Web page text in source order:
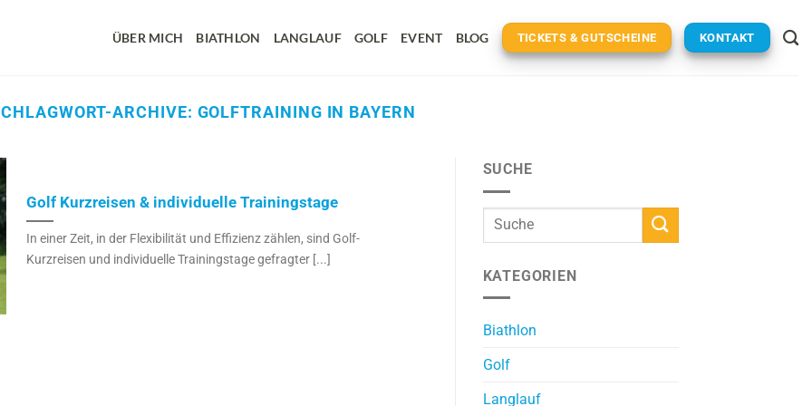
ÜBER MICH BIATHLON LANGLAUF GOLF EVENT BLOG TICKETS & GUTSCHEINE KONTAKT
ARCHIVE: GOLFTRAINING IN BAYERN
Golf Kurzreisen & individuelle Trainingstage
In einer Zeit, in der Flexibilität und Effizienz zählen, sind Golf-
Kurzreisen und individuelle Trainingstage gefragter [...]
SUCHE
KATEGORIEN
Biathlon
Golf
Langlauf